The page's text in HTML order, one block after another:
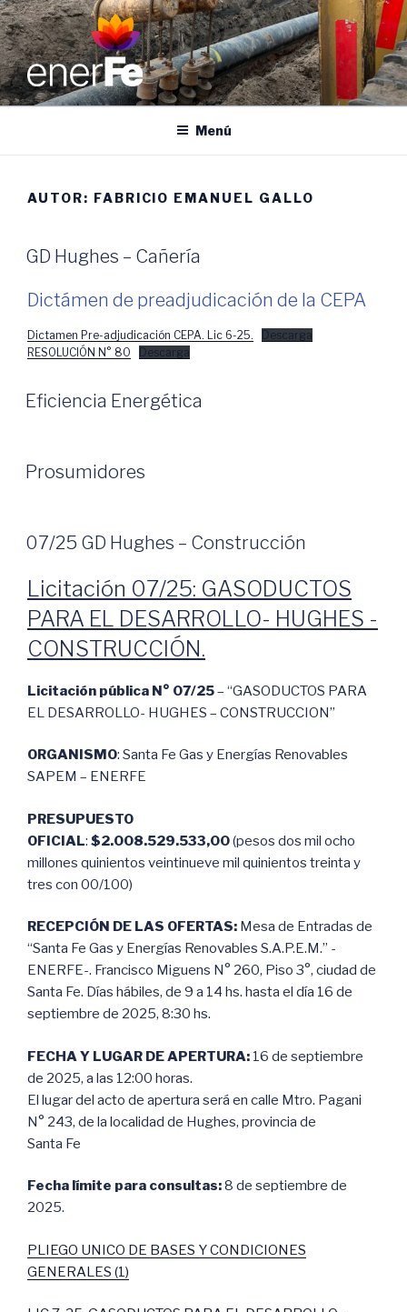
Ir
al
contenido
ENERFE
Energía para el desarrollo de Santa Fe
Menú
AUTOR: FABRICIO EMANUEL GALLO
GD Hughes – Cañería
Dictámen de preadjudicación de la CEPA
Dictamen Pre-adjudicación CEPA. Lic 6-25.
Descarga
RESOLUCIÓN N° 80
Descarga
Eficiencia Energética
Prosumidores
07/25 GD Hughes – Construcción
Licitación 07/25: GASODUCTOS
PARA EL DESARROLLO- HUGHES -
CONSTRUCCIÓN.
Licitación pública N° 07/25– “GASODUCTOS PARA
EL DESARROLLO- HUGHES – CONSTRUCCION”
ORGANISMO: Santa Fe Gas y Energías Renovables
SAPEM – ENERFE
PRESUPUESTO
OFICIAL: $2.008.529.533,00(pesos dos mil ocho
millones quinientos veintinueve mil quinientos treinta y
tres con 00/100)
RECEPCIÓN DE LAS OFERTAS: Mesa de Entradas de
“Santa Fe Gas y Energías Renovables S.A.P.E.M.” -
ENERFE-. Francisco Miguens N° 260, Piso 3°, ciudad de
Santa Fe. Días hábiles, de 9 a 14 hs. hasta el día 16 de
septiembre de 2025, 8:30 hs.
FECHA Y LUGAR DE APERTURA: 16 de septiembre
de 2025, a las 12:00 horas.
El lugar del acto de apertura será en calle Mtro. Pagani
N° 243, de la localidad de Hughes, provincia de
Santa Fe
Fecha límite para consultas:8 de septiembre de
2025.
PLIEGO UNICO DE BASES Y CONDICIONES
GENERALES (1)